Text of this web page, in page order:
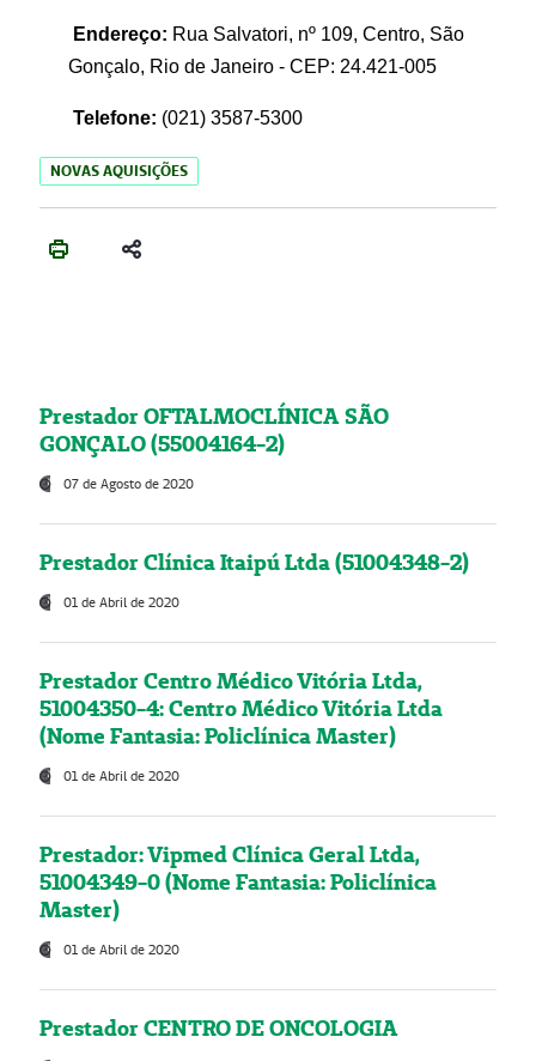
Endereço: Rua Salvatori, nº 109, Centro, São
Gonçalo, Rio de Janeiro - CEP: 24.421-005
Telefone: (021) 3587-5300
NOVAS AQUISIÇÕES
Prestador OFTALMOCLÍNICA SÃO
GONÇALO (55004164-2)
07 de Agosto de 2020
Prestador Clínica Itaipú Ltda (51004348-2)
01 de Abril de 2020
Prestador Centro Médico Vitória Ltda,
51004350-4: Centro Médico Vitória Ltda
(Nome Fantasia: Policlínica Master)
01 de Abril de 2020
Prestador: Vipmed Clínica Geral Ltda,
51004349-0 (Nome Fantasia: Policlínica
Master)
01 de Abril de 2020
Prestador CENTRO DE ONCOLOGIA